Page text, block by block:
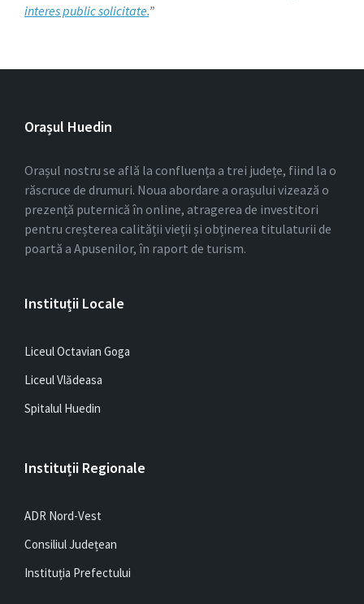
interes public solicitate.”
Orașul Huedin
Orașul nostru se află la confluența a trei județe, fiind la o
răscruce de drumuri. Noua abordare a orașului vizează o
prezență puternică în online, atragerea de investitori
pentru creșterea calității vieții și obținerea titulaturii de
poartă a Apusenilor, în raport de turism.
Instituții Locale
Liceul Octavian Goga
Liceul Vlădeasa
Spitalul Huedin
Instituții Regionale
ADR Nord-Vest
Consiliul Județean
Instituția Prefectului